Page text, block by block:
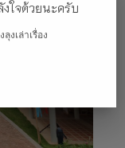
งใจด้วยนะครับ